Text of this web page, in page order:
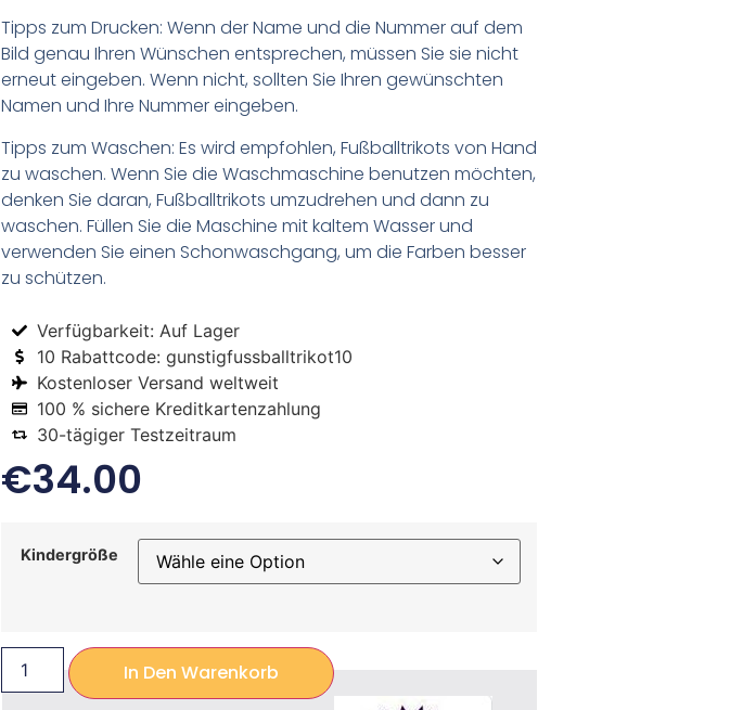
Tipps zum Drucken: Wenn der Name und die Nummer auf dem
Bild genau Ihren Wünschen entsprechen, müssen Sie sie nicht
erneut eingeben. Wenn nicht, sollten Sie Ihren gewünschten
Namen und Ihre Nummer eingeben.
Tipps zum Waschen: Es wird empfohlen, Fußballtrikots von Hand
zu waschen. Wenn Sie die Waschmaschine benutzen möchten,
denken Sie daran, Fußballtrikots umzudrehen und dann zu
waschen. Füllen Sie die Maschine mit kaltem Wasser und
verwenden Sie einen Schonwaschgang, um die Farben besser
zu schützen.
Verfügbarkeit: Auf Lager
10 Rabattcode: gunstigfussballtrikot10
Kostenloser Versand weltweit
100 % sichere Kreditkartenzahlung
30-tägiger Testzeitraum
€34.00
Kindergröße
In Den Warenkorb